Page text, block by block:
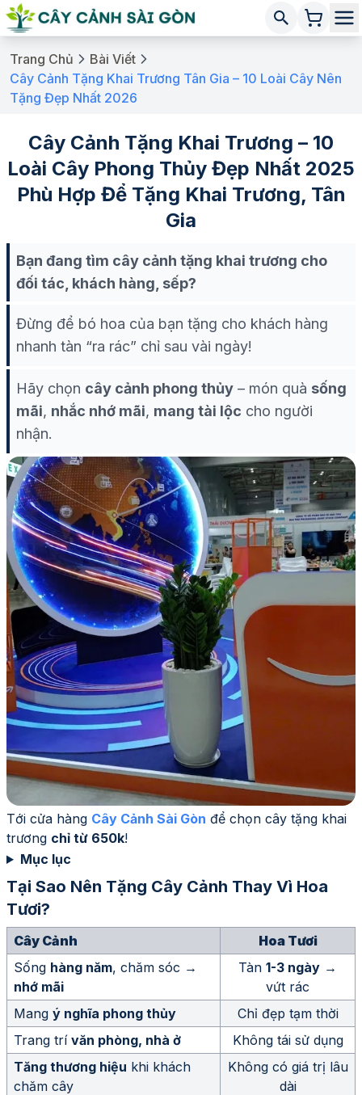
Trang Chủ
Bài Viết
Cây Cảnh Tặng Khai Trương Tân Gia – 10 Loài Cây Nên
Tặng Đẹp Nhất 2026
Cây Cảnh Tặng Khai Trương – 10
Loài Cây Phong Thủy Đẹp Nhất 2025
Phù Hợp Để Tặng Khai Trương, Tân
Gia
Bạn đang tìm cây cảnh tặng khai trương cho
đối tác, khách hàng, sếp?
Đừng để bó hoa của bạn tặng cho khách hàng
nhanh tàn “ra rác” chỉ sau vài ngày!
Hãy chọn cây cảnh phong thủy – món quà sống
mãi, nhắc nhớ mãi, mang tài lộc cho người
nhận.
Tới cửa hàng Cây Cảnh Sài Gòn để chọn cây tặng khai
trương chỉ từ 650k!
Mục lục
Tại Sao Nên Tặng Cây Cảnh Thay Vì Hoa
Tươi?
Cây Cảnh
Hoa Tươi
Sống hàng năm, chăm sóc →
nhớ mãi
Tàn 1-3 ngày →
vứt rác
Mang ý nghĩa phong thủy
Chỉ đẹp tạm thời
Trang trí văn phòng, nhà ở
Không tái sử dụng
Tăng thương hiệu khi khách
chăm cây
Không có giá trị lâu
dài